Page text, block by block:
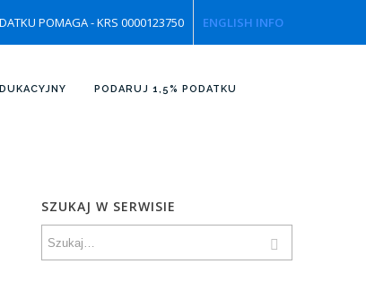
POMAGA - KRS 0000123750 ENGLISH INFO
PODARUJ 1,5% PODATKU
SZUKAJ W SERWISIE